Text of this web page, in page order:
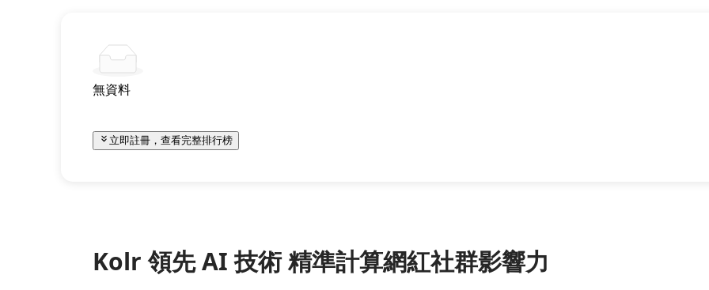
無資料
立即註冊，查看完整排行榜
Kolr 領先 AI 技術 精準計算網紅社群影響力